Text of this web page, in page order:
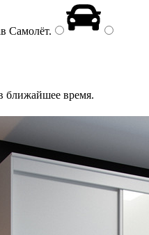
Самолёт.
ближайшее время.